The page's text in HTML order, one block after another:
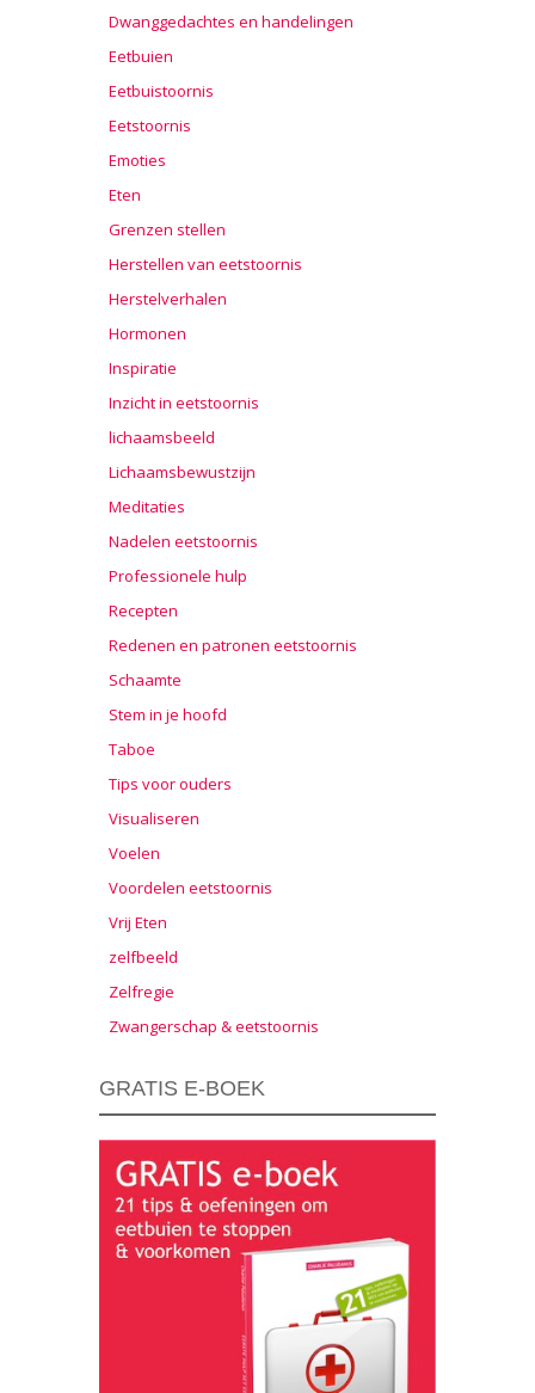
Dwanggedachtes en handelingen
Eetbuien
Eetbuistoornis
Eetstoornis
Emoties
Eten
Grenzen stellen
Herstellen van eetstoornis
Herstelverhalen
Hormonen
Inspiratie
Inzicht in eetstoornis
lichaamsbeeld
Lichaamsbewustzijn
Meditaties
Nadelen eetstoornis
Professionele hulp
Recepten
Redenen en patronen eetstoornis
Schaamte
Stem in je hoofd
Taboe
Tips voor ouders
Visualiseren
Voelen
Voordelen eetstoornis
Vrij Eten
zelfbeeld
Zelfregie
Zwangerschap & eetstoornis
GRATIS E-BOEK